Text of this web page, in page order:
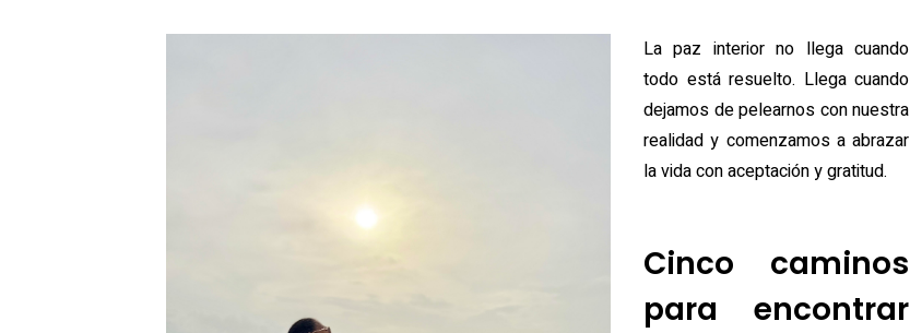
La paz interior no llega cuando
todo está resuelto. Llega cuando
dejamos de pelearnos con nuestra
realidad y comenzamos a abrazar
la vida con aceptación y gratitud.
Cinco caminos
para encontrar